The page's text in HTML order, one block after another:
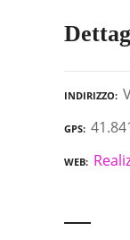
INDIRIZZO
GPS
WEB